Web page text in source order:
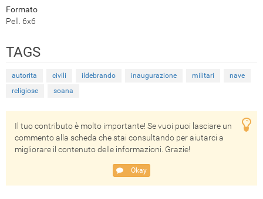
Formato
Pell. 6x6
TAGS
autorita civili ildebrando inaugurazione militari
nave
religiose
soana
Il tuo contributo è molto importante! Se vuoi puoi lasciare un
commento alla scheda che stai consultando per aiutarci a
migliorare il contenuto delle informazioni. Grazie!
Okay